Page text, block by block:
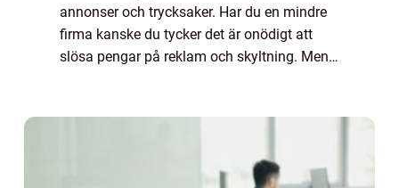
annonser och trycksaker. Har du en mindre
firma kanske du tycker det är onödigt att
slösa pengar på reklam och skyltning. Men